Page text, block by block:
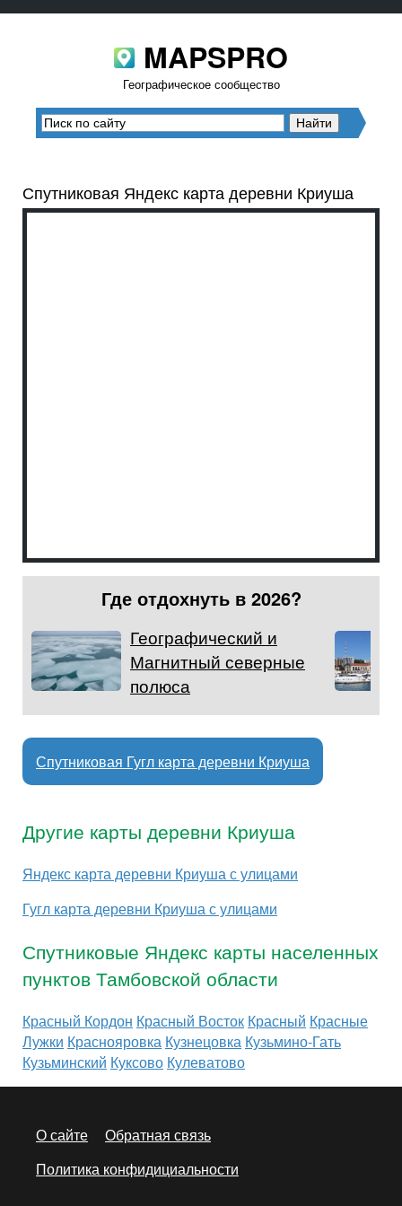
MAPSPRO
Географическое сообщество
Спутниковая Яндекс карта деревни Криуша
Где отдохнуть в 2026?
Географический и
Магнитный северные
полюса
Спутниковая Гугл карта деревни Криуша
Другие карты деревни Криуша
Яндекс карта деревни Криуша с улицами
Гугл карта деревни Криуша с улицами
Спутниковые Яндекс карты населенных
пунктов Тамбовской области
Красный Кордон Красный Восток Красный Красные
Лужки Краснояровка Кузнецовка Кузьмино-Гать
Кузьминский Куксово Кулеватово
О сайте
Обратная связь
Политика конфидициальности